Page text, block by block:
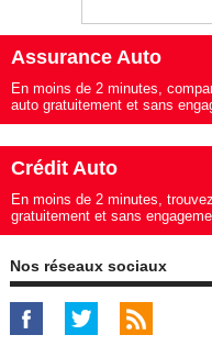
Assurance Auto
En moins de 2 minutes,
auto gratuitement et sans
Crédit Auto
En moins de 2 minutes,
gratuitement et sans
Nos réseaux sociaux